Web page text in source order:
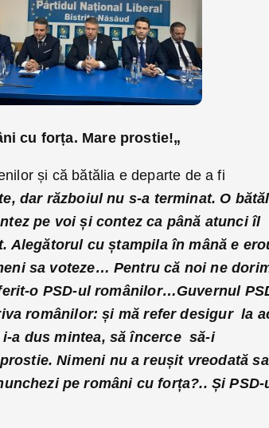
cu forța. Mare prostie!„
și că bătălia e departe de a fi
dar războiul nu s-a terminat. O
pe voi și contez ca până atunci îl
Alegătorul cu ștampila în mână e
sa voteze… Pentru că noi ne
o PSD-ul românilor…Guvernul
românilor: și mă refer desigur la
a dus mintea, să încerce să-i
Nimeni nu a reușit vreodată
pe români cu forța?.. Și PSD-